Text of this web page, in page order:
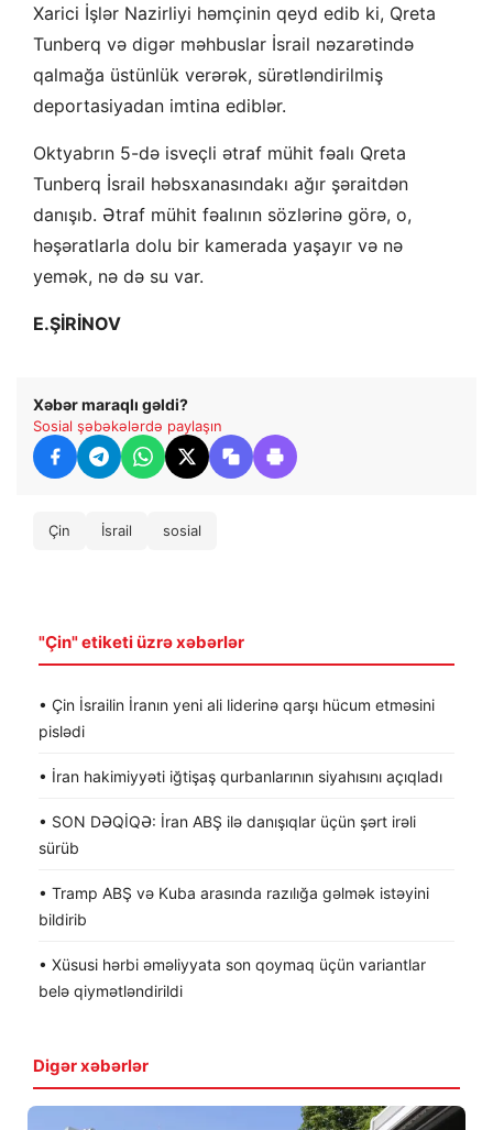
Xarici İşlər Nazirliyi həmçinin qeyd edib ki, Qreta
Tunberq və digər məhbuslar İsrail nəzarətində
qalmağa üstünlük verərək, sürətləndirilmiş
deportasiyadan imtina ediblər.
Oktyabrın 5-də isveçli ətraf mühit fəalı Qreta
Tunberq İsrail həbsxanasındakı ağır şəraitdən
danışıb. Ətraf mühit fəalının sözlərinə görə, o,
həşəratlarla dolu bir kamerada yaşayır və nə
yemək, nə də su var.
E.ŞİRİNOV
Xəbər maraqlı gəldi?
Sosial şəbəkələrdə paylaşın
Çin İsrail sosial
"Çin" etiketi üzrə xəbərlər
• Çin İsrailin İranın yeni ali liderinə qarşı hücum etməsini
pislədi
• İran hakimiyyəti iğtişaş qurbanlarının siyahısını açıqladı
• SON DƏQİQƏ: İran ABŞ ilə danışıqlar üçün şərt irəli
sürüb
• Tramp ABŞ və Kuba arasında razılığa gəlmək istəyini
bildirib
• Xüsusi hərbi əməliyyata son qoymaq üçün variantlar
belə qiymətləndirildi
Digər xəbərlər